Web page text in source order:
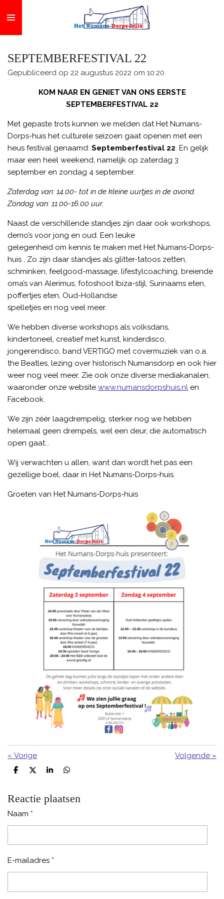
direct
naar
hoofdinhoud
SEPTEMBERFESTIVAL 22
Gepubliceerd op 22 augustus 2022 om 10:20
KOM NAAR EN GENIET VAN ONS EERSTE
SEPTEMBERFESTIVAL 22
Met gepaste trots kunnen we melden dat Het Numans-
Dorps-huis het culturele seizoen gaat openen met een
heus festival genaamd: Septemberfestival 22. En gelijk
maar een heel weekend, namelijk op zaterdag 3
september en zondag 4 september.
Zaterdag van: 14.00- tot in de kleine uurtjes in de avond.
Zondag van: 11.00-16.00 uur.
Naast de verschillende standjes zijn daar ook workshops,
demo’s voor jong en oud. Een leuke
gelegenheid om kennis te maken met Het Numans-Dorps-
huis . Zo zijn daar standjes als glitter-tatoos zetten,
schminken, feelgood-massage, lifestylcoaching, breiende
oma’s van Alerimus, fotoshoot Ibiza-stijl, Surinaams eten,
poffertjes eten, Oud-Hollandse
spelletjes en nog veel meer.
We hebben diverse workshops als volksdans,
kindertoneel, creatief met kunst, kinderdisco,
jongerendisco, band VERTIGO met covermuziek van o.a.
the Beatles, lezing over historisch Numansdorp en ook hier
weer nog veel meer. Zie ook onze diverse mediakanalen,
waaronder onze website www.numansdorpshuis.nl en
Facebook.
We zijn zéér laagdrempelig, sterker nog we hebben
helemaal geen drempels, wel een deur, die automatisch
open gaat...
Wij verwachten u allen, want dan wordt het pas een
gezellige boel, daar in Het Numans-Dorps-huis.
Groeten van Het Numans-Dorps-huis
« Vorige Volgende »
D
n
D
l
S
r
e
D
n
Reactie plaatsen
Naam *
E-mailadres *